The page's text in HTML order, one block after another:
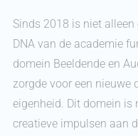
Sinds 2018 is niet
DNA van de academie
domein Beeldende en
zorgde voor een nieuwe
eigenheid. Dit domein is
creatieve impulsen aan